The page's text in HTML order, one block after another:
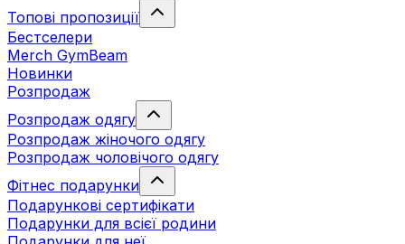
Топові пропозиції
Бестселери
Merch GymBeam
Новинки
Розпродаж
Розпродаж одягу
Розпродаж жіночого одягу
Розпродаж чоловічого одягу
Фітнес подарунки
Подарункові сертифікати
Подарунки для всієї родини